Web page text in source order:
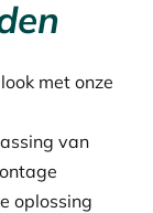
met onze
van
oplossing